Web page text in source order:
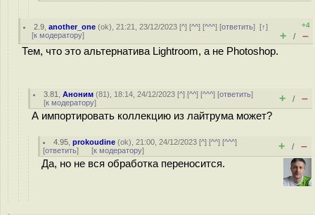
2.9 ,another_one (ok), 21:21, 23/12/2023 [^] [^^] [^^^] [ответить][↑]
[к модератору]
+4
+ / –
Тем, что это альтернатива Lightroom, а не Photoshop.
3.81 ,Аноним (81), 18:14, 24/12/2023 [^] [^^] [^^^] [ответить]
[к модератору] + / –
А импортировать коллекцию из лайтрума может?
4.95 ,prokoudine (ok), 21:00, 24/12/2023 [^] [^^] [^^^]
[ответить] [к модератору] + / –
Да, но не вся обработка переносится.